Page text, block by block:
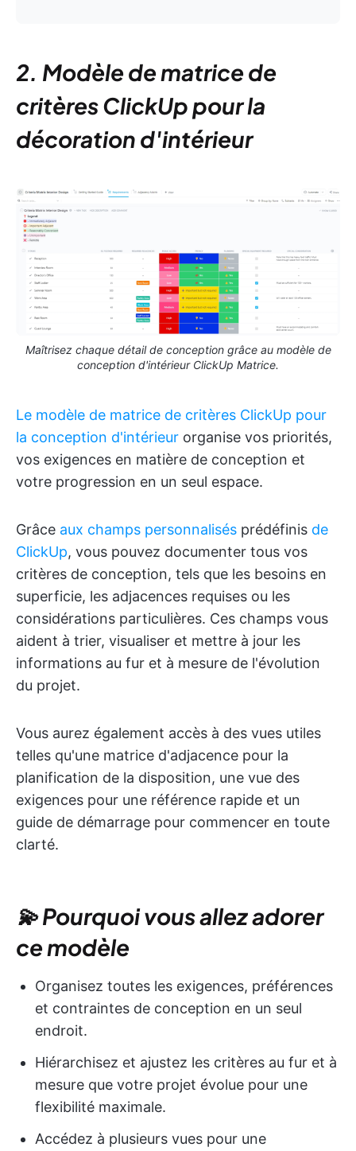
2. Modèle de matrice de
critères ClickUp pour la
décoration d'intérieur
Maîtrisez chaque détail de conception grâce au modèle de
conception d'intérieur ClickUp Matrice.
Le modèle de matrice de critères ClickUp pour
la conception d'intérieur organise vos priorités,
vos exigences en matière de conception et
votre progression en un seul espace.
Grâce aux champs personnalisés prédéfinis de
ClickUp, vous pouvez documenter tous vos
critères de conception, tels que les besoins en
superficie, les adjacences requises ou les
considérations particulières. Ces champs vous
aident à trier, visualiser et mettre à jour les
informations au fur et à mesure de l'évolution
du projet.
Vous aurez également accès à des vues utiles
telles qu'une matrice d'adjacence pour la
planification de la disposition, une vue des
exigences pour une référence rapide et un
guide de démarrage pour commencer en toute
clarté.
💫 Pourquoi vous allez adorer
ce modèle
Organisez toutes les exigences, préférences
et contraintes de conception en un seul
endroit.
Hiérarchisez et ajustez les critères au fur et à
mesure que votre projet évolue pour une
flexibilité maximale.
Accédez à plusieurs vues pour une